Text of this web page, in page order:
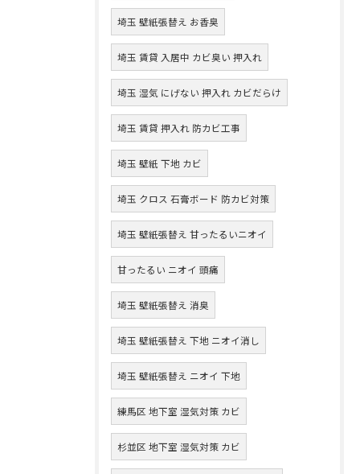
埼玉 壁紙張替え お香臭
埼玉 賃貸 入居中 カビ臭い 押入れ
埼玉 湿気 にげない 押入れ カビだらけ
埼玉 賃貸 押入れ 防カビ工事
埼玉 壁紙 下地 カビ
埼玉 クロス 石膏ボード 防カビ対策
埼玉 壁紙張替え 甘ったるいニオイ
甘ったるい ニオイ 頭痛
埼玉 壁紙張替え 消臭
埼玉 壁紙張替え 下地 ニオイ消し
埼玉 壁紙張替え ニオイ 下地
練馬区 地下室 湿気対策 カビ
杉並区 地下室 湿気対策 カビ